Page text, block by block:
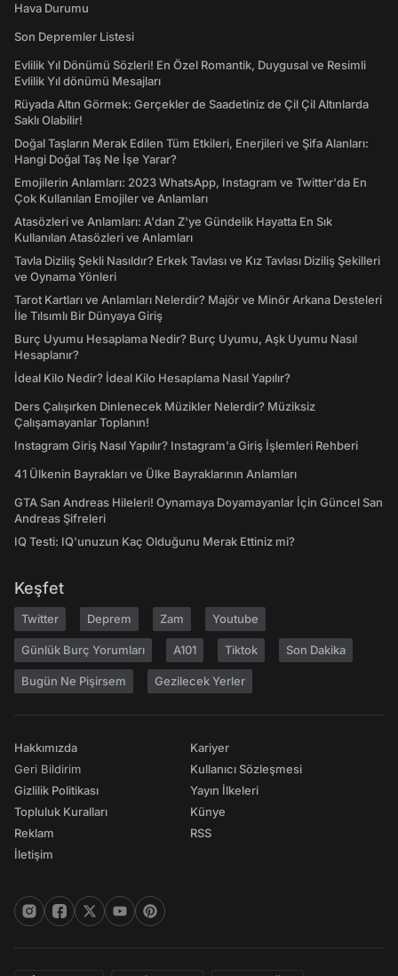
Hava Durumu
Son Depremler Listesi
Evlilik Yıl Dönümü Sözleri! En Özel Romantik, Duygusal ve Resimli
Evlilik Yıl dönümü Mesajları
Rüyada Altın Görmek: Gerçekler de Saadetiniz de Çil Çil Altınlarda
Saklı Olabilir!
Doğal Taşların Merak Edilen Tüm Etkileri, Enerjileri ve Şifa Alanları:
Hangi Doğal Taş Ne İşe Yarar?
Emojilerin Anlamları: 2023 WhatsApp, Instagram ve Twitter'da En
Çok Kullanılan Emojiler ve Anlamları
Atasözleri ve Anlamları: A'dan Z'ye Gündelik Hayatta En Sık
Kullanılan Atasözleri ve Anlamları
Tavla Diziliş Şekli Nasıldır? Erkek Tavlası ve Kız Tavlası Diziliş Şekilleri
ve Oynama Yönleri
Tarot Kartları ve Anlamları Nelerdir? Majör ve Minör Arkana Desteleri
İle Tılsımlı Bir Dünyaya Giriş
Burç Uyumu Hesaplama Nedir? Burç Uyumu, Aşk Uyumu Nasıl
Hesaplanır?
İdeal Kilo Nedir? İdeal Kilo Hesaplama Nasıl Yapılır?
Ders Çalışırken Dinlenecek Müzikler Nelerdir? Müziksiz
Çalışamayanlar Toplanın!
Instagram Giriş Nasıl Yapılır? Instagram'a Giriş İşlemleri Rehberi
41 Ülkenin Bayrakları ve Ülke Bayraklarının Anlamları
GTA San Andreas Hileleri! Oynamaya Doyamayanlar İçin Güncel San
Andreas Şifreleri
IQ Testi: IQ'unuzun Kaç Olduğunu Merak Ettiniz mi?
Keşfet
Twitter Deprem Zam Youtube
Günlük Burç Yorumları A101 Tiktok Son Dakika
Bugün Ne Pişirsem Gezilecek Yerler
Hakkımızda
Geri Bildirim
Gizlilik Politikası
Topluluk Kuralları
Reklam
İletişim
Kariyer
Kullanıcı Sözleşmesi
Yayın İlkeleri
Künye
RSS